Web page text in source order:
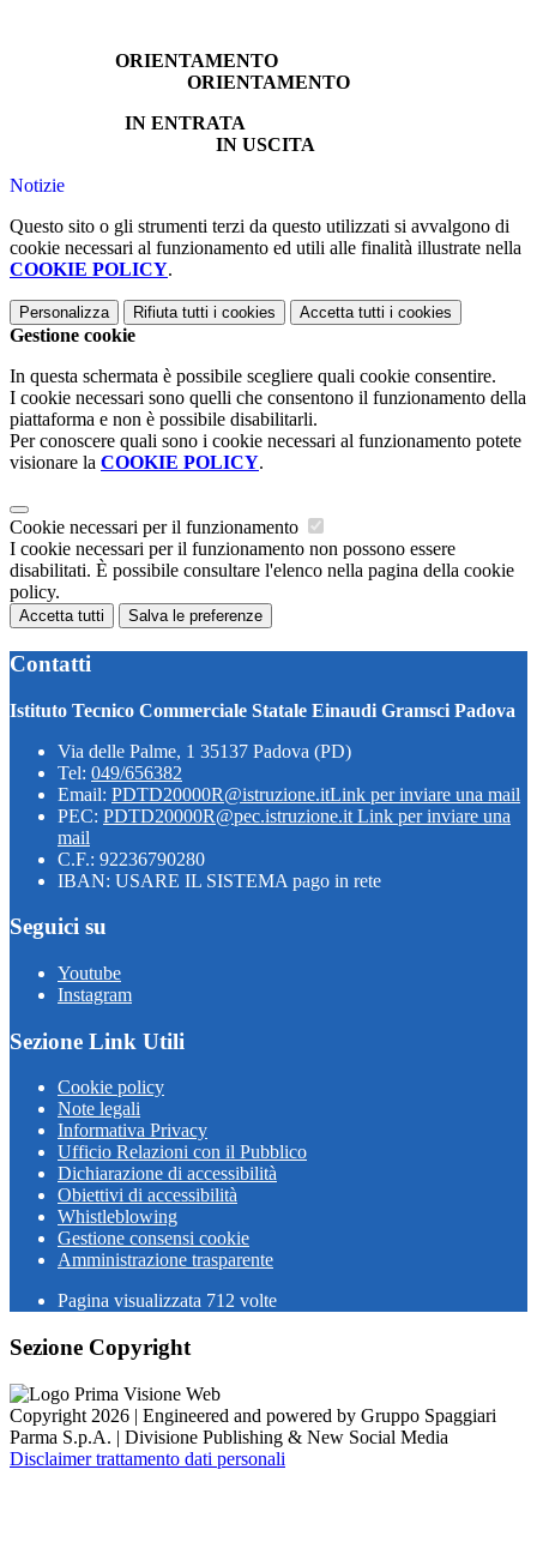
ORIENTAMENTO
ORIENTAMENTO
IN ENTRATA
IN USCITA
Notizie
Questo sito o gli strumenti terzi da questo utilizzati si avvalgono di
cookie necessari al funzionamento ed utili alle finalità illustrate nella
COOKIE POLICY.
Personalizza Rifiuta tutti i cookies Accetta tutti i cookies
Gestione cookie
In questa schermata è possibile scegliere quali cookie consentire.
I cookie necessari sono quelli che consentono il funzionamento della
piattaforma e non è possibile disabilitarli.
Per conoscere quali sono i cookie necessari al funzionamento potete
visionare la COOKIE POLICY.
Cookie necessari per il funzionamento
I cookie necessari per il funzionamento non possono essere
disabilitati. È possibile consultare l'elenco nella pagina della cookie
policy.
Accetta tutti Salva le preferenze
Contatti
Istituto Tecnico Commerciale Statale Einaudi Gramsci Padova
Via delle Palme, 1 35137 Padova (PD)
Tel: 049/656382
Email: PDTD20000R@istruzione.itLink per inviare una mail
PEC: PDTD20000R@pec.istruzione.it Link per inviare una
mail
C.F.: 92236790280
IBAN: USARE IL SISTEMA pago in rete
Seguici su
Youtube
Instagram
Sezione Link Utili
Cookie policy
Note legali
Informativa Privacy
Ufficio Relazioni con il Pubblico
Dichiarazione di accessibilità
Obiettivi di accessibilità
Whistleblowing
Gestione consensi cookie
Amministrazione trasparente
Pagina visualizzata 712 volte
Sezione Copyright
Copyright 2026 | Engineered and powered by Gruppo Spaggiari
Parma S.p.A. | Divisione Publishing & New Social Media
Disclaimer trattamento dati personali